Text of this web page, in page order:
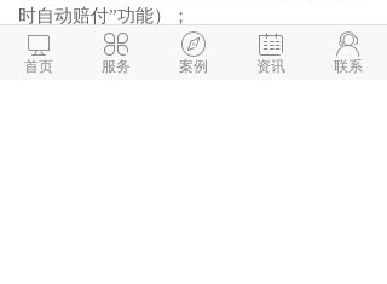
时自动赔付”功能）；
-库存管理：对接后厨打印机时，需确保“下

首页

服务

案例

资讯

联系